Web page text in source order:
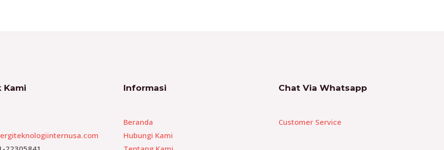
Kami Informasi
Beranda
Hubungi Kami
Chat Via Whatsapp
Customer Service